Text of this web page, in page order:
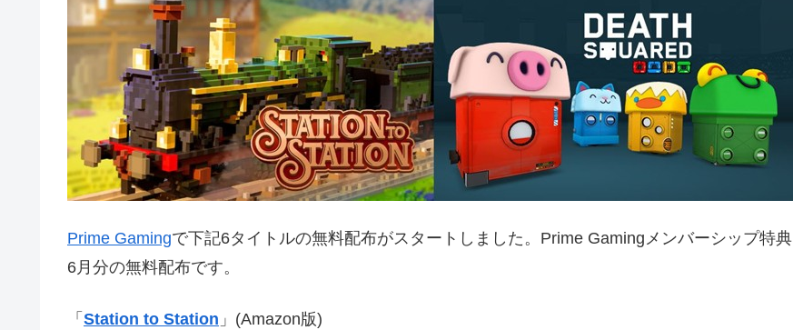
Prime Gamingで下記6タイトルの無料配布がスタートしました。Prime Gamingメンバーシップ特典
6月分の無料配布です。
「 Station to Station 」(Amazon版)